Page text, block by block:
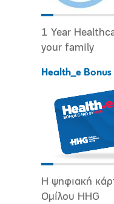
1 Year
your family
Health_e Bonus
Η ψηφιακή
Ομίλου HHG